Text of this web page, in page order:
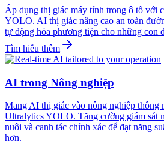
Áp dụng thị giác máy tính trong ô tô với
YOLO. AI thị giác nâng cao an toàn
tự động hóa phương tiện cho những con
Tìm hiểu thêm
AI trong Nông nghiệp
Mang AI thị giác vào nông nghiệp thông
Ultralytics YOLO. Tăng cường giám sát
nuôi và canh tác chính xác để đạt năng
hơn.